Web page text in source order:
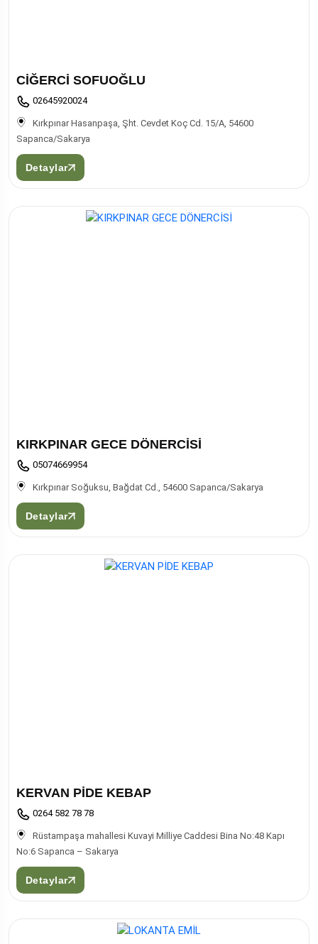
CİĞERCİ SOFUOĞLU
02645920024
Kırkpınar Hasanpaşa, Şht. Cevdet Koç Cd. 15/A, 54600
Sapanca/Sakarya
Detaylar
KIRKPINAR GECE DÖNERCİSİ
05074669954
Kırkpınar Soğuksu, Bağdat Cd., 54600 Sapanca/Sakarya
Detaylar
KERVAN PİDE KEBAP
0264 582 78 78
Rüstampaşa mahallesi Kuvayi Milliye Caddesi Bina No:48 Kapı
No:6 Sapanca – Sakarya
Detaylar